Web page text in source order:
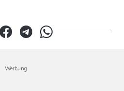
Werbung